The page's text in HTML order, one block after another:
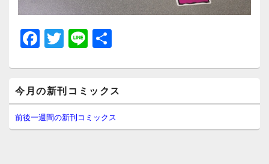
F
a
c
e
b
o
T
wi
tt
er
Li
n
e
イ
ン
サ
イ
今月の新刊コミックス
前後一週間の新刊コミックス